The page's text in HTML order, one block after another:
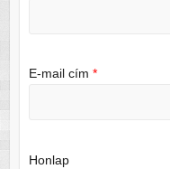
E-mail cím *
Honlap